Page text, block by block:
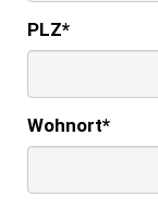
PLZ*
Wohnort*